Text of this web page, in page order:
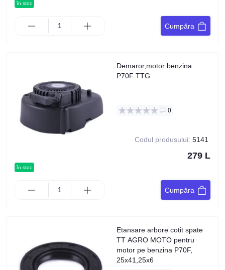
în stoc
Cumpăra
în stoc
Demaror,motor benzina
P70F TTG
0
Codul produsului: 5141
279 L
Cumpăra
Etansare arbore cotit spate
TT AGRO MOTO pentru
motor pe benzina P70F,
25x41,25x6